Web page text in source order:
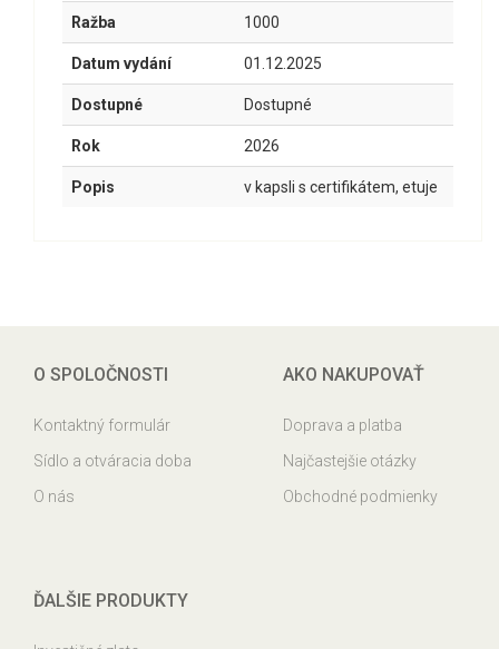
Ražba 1000
Datum vydání 01.12.2025
Dostupné Dostupné
Rok 2026
Popis v kapsli s certifikátem, etuje
O SPOLOČNOSTI
Kontaktný formulár
Sídlo a otváracia doba
O nás
AKO NAKUPOVAŤ
Doprava a platba
Najčastejšie otázky
Obchodné podmienky
ĎALŠIE PRODUKTY